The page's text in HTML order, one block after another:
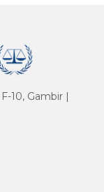
10, Gambir |